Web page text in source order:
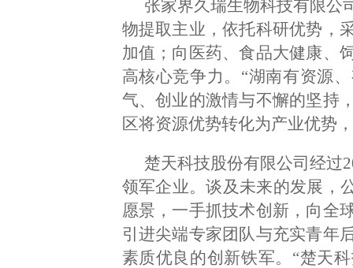
张家界久瑞生物科技有限公
物提取主业，依托科研优势，
加值；向医药、食品大健康、
高核心竞争力。“湖南有资源
气、创业的激情与不懈的坚持
区将资源优势转化为产业优势
楚天科技股份有限公司经过
领军企业。谈及未来的发展，
愿景，一手抓技术创新，向全
引进尖端专家团队与充实青年
素质优良的创新铁军。“楚天